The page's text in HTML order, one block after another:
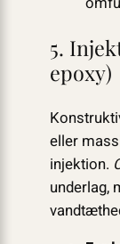
5.
epoxy)
eller
injektion.
underlag,